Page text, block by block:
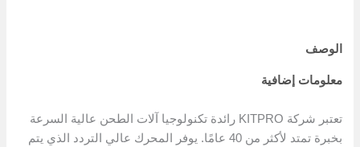
الوصف
معلومات إضافية
تعتبر شركة KITPRO رائدة تكنولوجيا آلات الطحن عالية السرعة
بخبرة تمتد لأكثر من 40 عامًا. يوفر المحرك عالي التردد الذي يتم